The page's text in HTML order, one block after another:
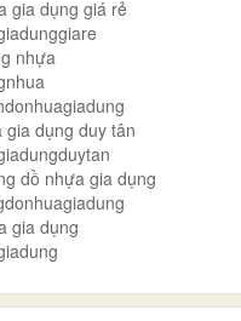
gia dụng giá rẻ
nhựa
gia dụng duy tân
dồ nhựa gia dụng
gia dụng